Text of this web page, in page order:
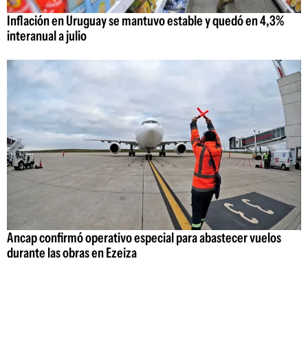
Inflación en Uruguay se mantuvo estable y quedó en 4,3%
interanual a julio
Ancap confirmó operativo especial para abastecer vuelos
durante las obras en Ezeiza